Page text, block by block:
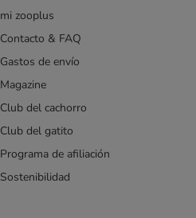
Alimentación mixta
Alimento completo
Cachorros
Sénior
Almo Nature
Animonda
Applaws
mi zooplus
Contacto & FAQ
Gastos de envío
Magazine
Club del cachorro
Club del gatito
Programa de afiliación
Sostenibilidad